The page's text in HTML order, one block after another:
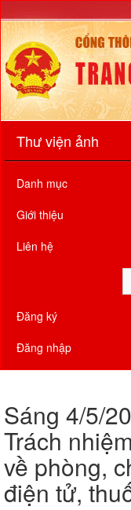
Thư viện ảnh
Danh mục
Giới thiệu
Liên hệ
Đăng ký
Đăng nhập
Sáng 4/5/
Trách
về phòng,
điện tử,